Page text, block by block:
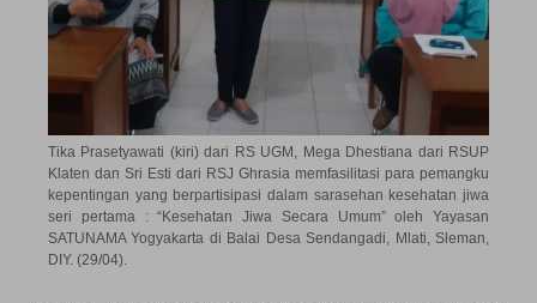
Tika Prasetyawati (kiri) dari RS UGM, Mega Dhestiana dari RSUP
Klaten dan Sri Esti dari RSJ Ghrasia memfasilitasi para pemangku
kepentingan yang berpartisipasi dalam sarasehan kesehatan jiwa
seri pertama : “Kesehatan Jiwa Secara Umum” oleh Yayasan
SATUNAMA Yogyakarta di Balai Desa Sendangadi, Mlati, Sleman,
DIY. (29/04).